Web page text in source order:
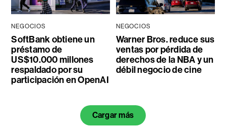
NEGOCIOS
SoftBank obtiene un
préstamo de
US$10.000 millones
respaldado por su
participación en OpenAI
NEGOCIOS
Warner Bros. reduce sus
ventas por pérdida de
derechos de la NBA y un
débil negocio de cine
Cargar más